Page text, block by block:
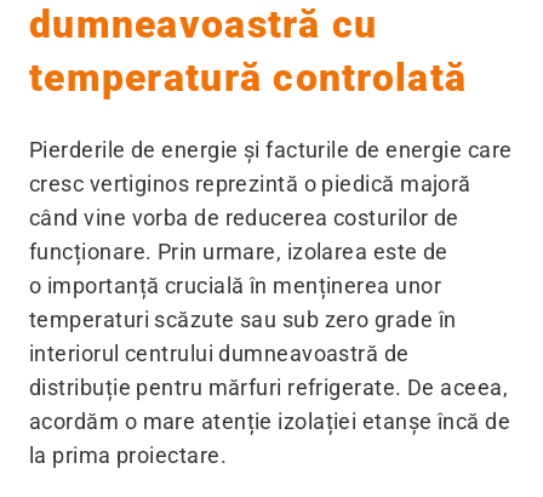
dumneavoastră cu
temperatură controlată
Pierderile de energie și facturile de energie care
cresc vertiginos reprezintă o piedică majoră
când vine vorba de reducerea costurilor de
funcționare. Prin urmare, izolarea este de
o importanță crucială în menținerea unor
temperaturi scăzute sau sub zero grade în
interiorul centrului dumneavoastră de
distribuție pentru mărfuri refrigerate. De aceea,
acordăm o mare atenție izolației etanșe încă de
la prima proiectare.